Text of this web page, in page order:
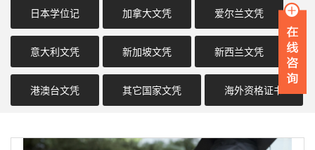
日本学位记 加拿大文凭 爱尔兰文凭
意大利文凭 新加坡文凭 新西兰文凭
港澳台文凭 其它国家文凭 海外资格证书